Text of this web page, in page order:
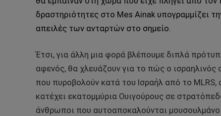
δραστηριότητες στο Mes Ainak υπογραμμίζει
απειλές των ανταρτών στο σημείο.
Έτσι, για άλλη μια φορά βλέπουμε διπλά
αφενός, θα χλευάζουν για το πώς ο ισραηλινός
που πυροβολούν κατά του Ισραήλ από το MLRS,
κατέχει εκατομμύρια Ουιγούρους σε
άνθρωποι που αυτοαποκαλούνται